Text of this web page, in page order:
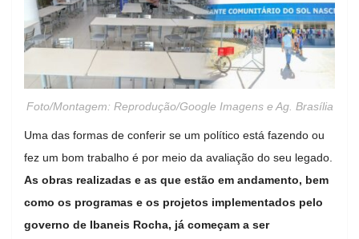
Foto/Montagem: Reprodução/Google Imagens e Ag. Brasília
Uma das formas de conferir se um político está fazendo ou
fez um bom trabalho é por meio da avaliação do seu legado.
As obras realizadas e as que estão em andamento, bem
como os programas e os projetos implementados pelo
governo de Ibaneis Rocha, já começam a ser